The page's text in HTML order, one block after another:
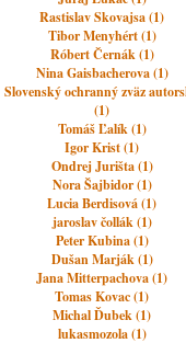
Rastislav Skovajsa (1)
Tibor Menyhért (1)
Róbert Černák (1)
Nina Gaisbacherova (1)
Slovenský ochranný zväz
(1)
Tomáš Ľalík (1)
Igor Krist (1)
Ondrej Jurišta (1)
Nora Šajbidor (1)
Lucia Berdisová (1)
jaroslav čollák (1)
Peter Kubina (1)
Dušan Marják (1)
Jana Mitterpachova (1)
Tomas Kovac (1)
Michal Ďubek (1)
lukasmozola (1)